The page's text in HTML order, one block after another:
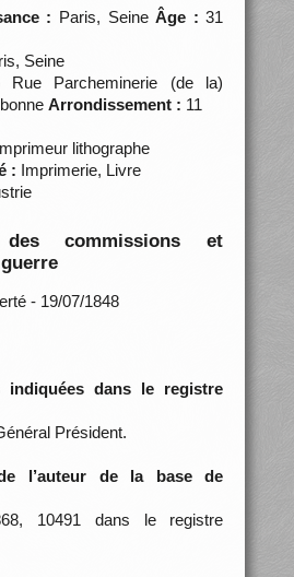
: Paris, SeineÂge : 31
Seine
Rue Parcheminerie (de la)
Arrondissement : 11
lithographe
: Imprimerie, Livre
des commissions et
- 19/07/1848
indiquées dans le registre
Président.
l’auteur de la base de
10491 dans le registre